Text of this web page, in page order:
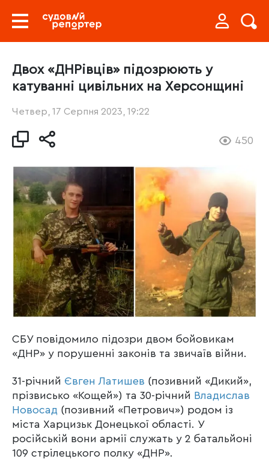
Двох «ДНРівців» підозрюють у
катуванні цивільних на Херсонщині
Четвер, 17 Серпня 2023, 19:22
450
СБУ повідомило підозри двом бойовикам
«ДНР» у порушенні законів та звичаїв війни.
31-річний Євген Латишев (позивний «Дикий»,
прізвисько «Кощей») та 30-річний Владислав
Новосад (позивний «Петрович») родом із
міста Харцизьк Донецької області. У
російській вони армії служать у 2 батальйоні
109 стрілецького полку «ДНР».